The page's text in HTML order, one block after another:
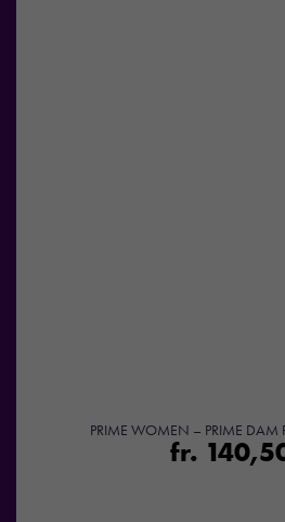
PRIME WOMEN – PRIME DAM
fr.